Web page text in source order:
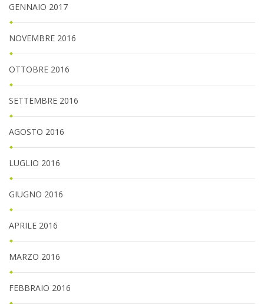
GENNAIO 2017
NOVEMBRE 2016
OTTOBRE 2016
SETTEMBRE 2016
AGOSTO 2016
LUGLIO 2016
GIUGNO 2016
APRILE 2016
MARZO 2016
FEBBRAIO 2016